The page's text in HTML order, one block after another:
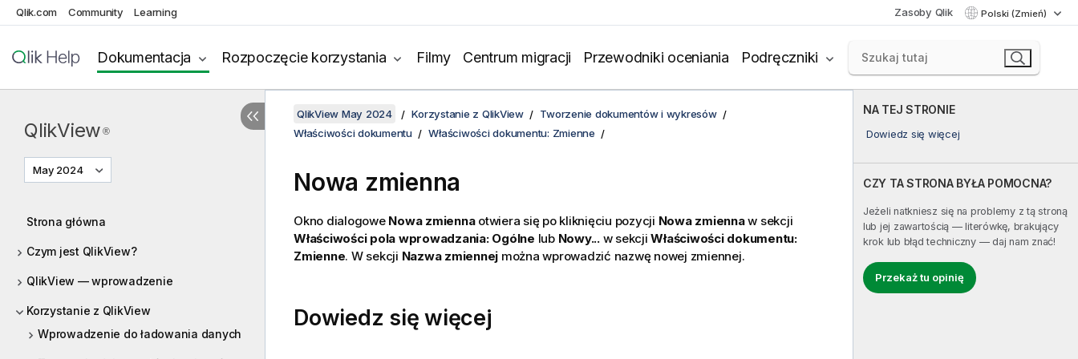
Qlik.com Community Learning Zasoby Qlik Polski (Zmień)
Dokumentacja Rozpoczęcie korzystania Filmy Centrum migracji Przewodniki oceniania Podręczniki
QlikView ®
May 2024
Strona główna
Czym jest QlikView?
QlikView — wprowadzenie
Korzystanie z QlikView
Wprowadzenie do ładowania danych
NA TEJ STRONIE
Dowiedz się więcej
CZY TA STRONA BYŁA POMOCNA?
Jeżeli natkniesz się na problemy z tą stroną
lub jej zawartością — literówkę, brakujący
krok lub błąd techniczny — daj nam znać!
Przekaż tu opinię
QlikView May 2024 Korzystanie z QlikView
Tworzenie dokumentów i wykresów
Właściwości dokumentu
Właściwości dokumentu: Zmienne
Nowa zmienna
Okno dialogowe Nowa zmiennaotwiera się po kliknięciu pozycji Nowa zmiennaw sekcji
Właściwości pola wprowadzania: Ogólne lub Nowy...w sekcjiWłaściwości dokumentu:
Zmienne. W sekcji Nazwa zmiennej można wprowadzić nazwę nowej zmiennej.
Dowiedz się więcej